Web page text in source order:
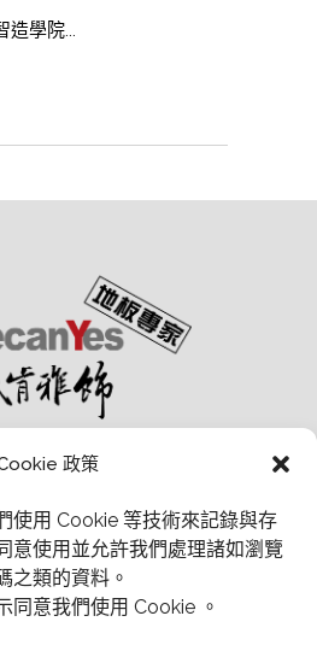
政策
使用 Cookie 等技術來記錄與存
意使用並允許我們處理諸如瀏覽
之類的資料。
同意我們使用 Cookie 。
造學院
商會員中心